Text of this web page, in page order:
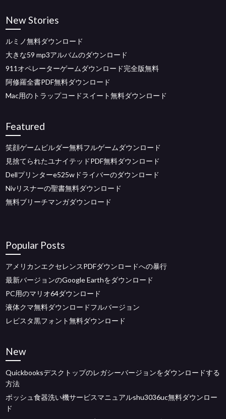
New Stories
ルミノ無料ダウンロード
大きな59 mp3アルバムのダウンロード
911オペレーターゲームダウンロード完全版無料
阿修羅全書PDF無料ダウンロード
Mac用のトラップコードスイート無料ダウンロード
Featured
笑顔ゲームビルダー無料フルゲームダウンロード
見捨てられたユナイテッドPDF無料ダウンロード
Dellプリンターe525wドライバーのダウンロード
Nivリスナーの聖書無料ダウンロード
無料ブリーチマンガダウンロード
Popular Posts
アメリカンエクセレンスPDFダウンロードへの暴行
最新バージョンのGoogle Earthをダウンロード
PC用のマリオ64ダウンロード
液体クマ無料ダウンロードフルバージョン
レビスタ黒フォント無料ダウンロード
New
Quickbooksデスクトップのレガシーバージョンをダウンロードする
方法
ボッシュ食器洗い機サービスマニュアルshu3036uc無料ダウンロー
ド